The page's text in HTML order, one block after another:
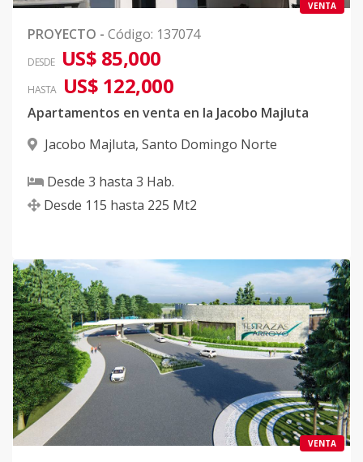
VENTA
PROYECTO - Código: 137074
DESDE US$ 85,000
HASTA US$ 122,000
Apartamentos en venta en la Jacobo Majluta
Jacobo Majluta, Santo Domingo Norte
Desde 3 hasta 3 Hab.
Desde 115 hasta 225 Mt2
VENTA